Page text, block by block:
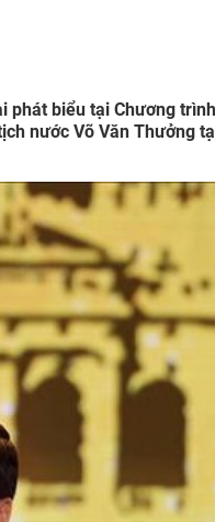
phát biểu tại Chương
nước Võ Văn Thưởng